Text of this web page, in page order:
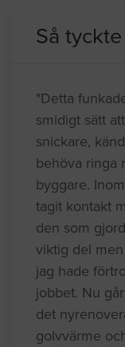
Så
"Detta
smidigt sätt
snickare,
behöva ringa
byggare.
tagit kontakt
den som
viktig del
jag hade
jobbet. Nu
det
golvvärme